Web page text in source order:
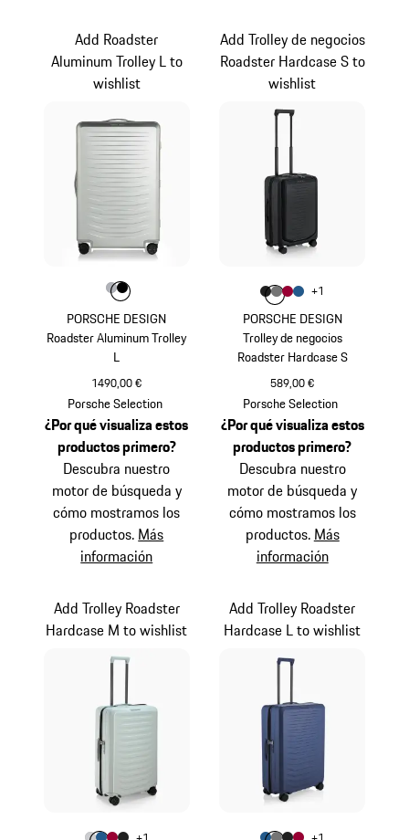
PORSCHE DESIGN
Roadster Aluminum Trolley
L
1490,00 €
Plata
Add Roadster
Aluminum Trolley L to
wishlist
Color
ColorColor
Porsche Selection
¿Por qué visualiza estos
productos primero?
Descubra nuestro
motor de búsqueda y
cómo mostramos los
productos. Más
información
PORSCHE DESIGN
Trolley de negocios
Roadster Hardcase S
589,00 €
Negro Mate
Add Trolley de negocios
Roadster Hardcase S to
wishlist
Color
ColorNegro Mate
Color Gris Nardo
ColorRojo Carmín
Color
+1
Porsche Selection
¿Por qué visualiza estos
productos primero?
Descubra nuestro
motor de búsqueda y
cómo mostramos los
productos. Más
información
Add Trolley Roadster
Hardcase M to wishlist
Add Trolley Roadster
Hardcase L to wishlist